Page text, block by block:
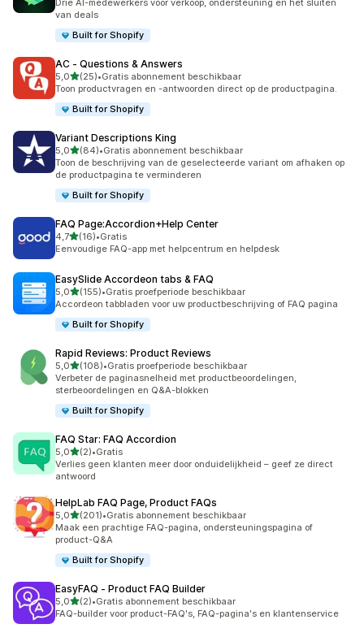
Drie AI-medewerkers voor verkoop, ondersteuning en het sluiten
van deals
Built for Shopify
AC ‑ Questions & Answers
5,0van 5 sterren
(25)
25 recensies in totaal
•Gratis abonnement beschikbaar
Toon productvragen en -antwoorden direct op de productpagina.
Built for Shopify
Variant Descriptions King
5,0van 5 sterren
(84)
84 recensies in totaal
•Gratis abonnement beschikbaar
Toon de beschrijving van de geselecteerde variant om afhaken op
de productpagina te verminderen
Built for Shopify
FAQ Page:Accordion+Help Center
4,7van 5 sterren
(16)
16 recensies in totaal
•Gratis
Eenvoudige FAQ-app met helpcentrum en helpdesk
EasySlide Accordeon tabs & FAQ
5,0van 5 sterren
(155)
155 recensies in totaal
•Gratis proefperiode beschikbaar
Accordeon tabbladen voor uw productbeschrijving of FAQ pagina
Built for Shopify
Rapid Reviews: Product Reviews
5,0van 5 sterren
(108)
108 recensies in totaal
•Gratis proefperiode beschikbaar
Verbeter de paginasnelheid met productbeoordelingen,
sterbeoordelingen en Q&A-blokken
Built for Shopify
FAQ Star: FAQ Accordion
5,0van 5 sterren
(2)
2 recensies in totaal
•Gratis
Verlies geen klanten meer door onduidelijkheid – geef ze direct
antwoord
HelpLab FAQ Page, Product FAQs
5,0van 5 sterren
(201)
201 recensies in totaal
•Gratis abonnement beschikbaar
Maak een prachtige FAQ-pagina, ondersteuningspagina of
product-Q&A
Built for Shopify
EasyFAQ ‑ Product FAQ Builder
5,0van 5 sterren
(2)
2 recensies in totaal
•Gratis abonnement beschikbaar
FAQ-builder voor product-FAQ's, FAQ-pagina's en klantenservice